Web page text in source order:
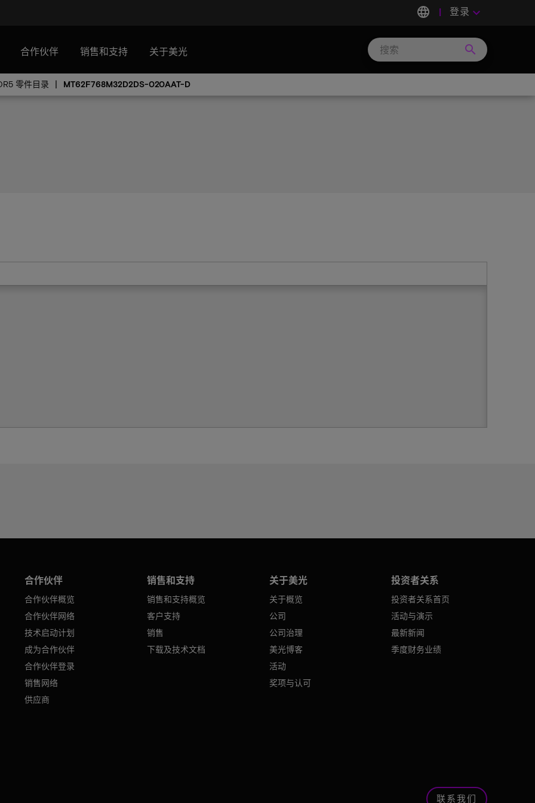
language 登录 keyboard_arrow_down
合作伙伴 销售和支持 关于美光 search
零件目录 MT62F768M32D2DS-020AAT-D
合作伙伴
合作伙伴概览
合作伙伴网络
技术启动计划
成为合作伙伴
合作伙伴登录
销售网络
供应商
销售和支持
销售和支持概览
客户支持
销售
下载及技术文档
关于美光
关于概览
公司
公司治理
美光博客
活动
奖项与认可
投资者关系
投资者关系首页
活动与演示
最新新闻
季度财务业绩
联系我们